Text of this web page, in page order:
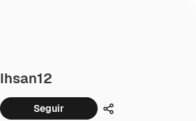
Ihsan12
Seguir Compartir